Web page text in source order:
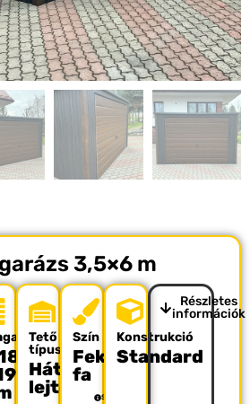
3,5×6 m
Tető
típusa
Hátrafelé
lejtő
Szín
Fekete
fa
Színpaletta
Konstrukció
Standard
Részletes
információk